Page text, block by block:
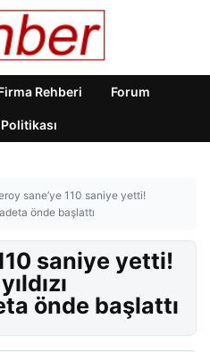
Rehberi Forum
sane’ye 110 saniye yetti!
adeta önde başlattı
saniye yetti!
önde başlattı